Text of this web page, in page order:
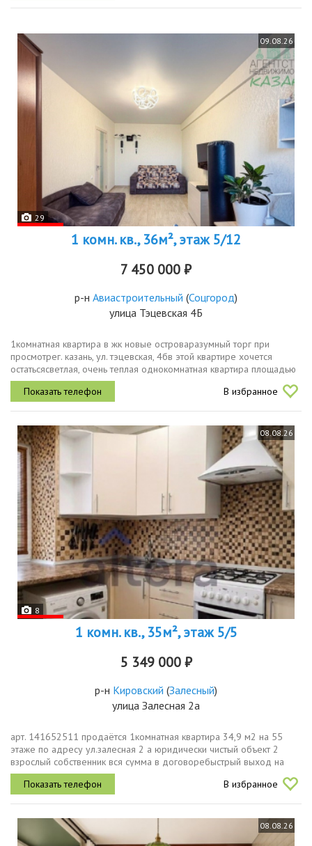
09.08.26
29
1 комн. кв., 36м², этаж 5/12
7 450 000 ₽
р-н Авиастроительный (Соцгород)
улица Тэцевская 4Б
1комнатная квартира в жк новые островаразумный торг при
просмотрег. казань, ул. тэцевская, 4бв этой квартире хочется
остатьсясветлая, очень теплая однокомнатная квартира площадью
36,8 м² расположена на 6 этаже современного кирпичного дома
2018 года...
В избранное
08.08.26
8
1 комн. кв., 35м², этаж 5/5
5 349 000 ₽
р-н Кировский (Залесный)
улица Залесная 2а
арт. 141652511 продаётся 1комнатная квартира 34,9 м2 на 55
этаже по адресу ул.залесная 2 а юридически чистый объект 2
взрослый собственник вся сумма в договоребыстрый выход на
сделкуо домевенгерский проект,кирпичный дом, просторная
комната,...
В избранное
08.08.26